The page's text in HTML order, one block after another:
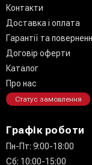
Контакти
Доставка і оплата
Гарантії та
Договір оферти
Каталог
Про нас
Статус замовлення
Графік роботи
Пн-Пт: 9:00-18:00
Сб: 10:00-15:00